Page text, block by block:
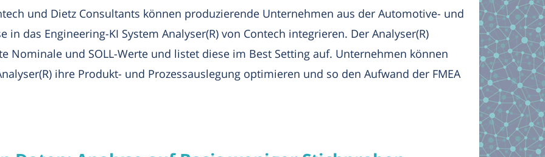
und Dietz Consultants können produzierende Unternehmen aus der Automotive- und
in das Engineering-KI System Analyser(R) von Contech integrieren. Der Analyser(R)
Nominale und SOLL-Werte und listet diese im Best Setting auf. Unternehmen können
ihre Produkt- und Prozessauslegung optimieren und so den Aufwand der FMEA